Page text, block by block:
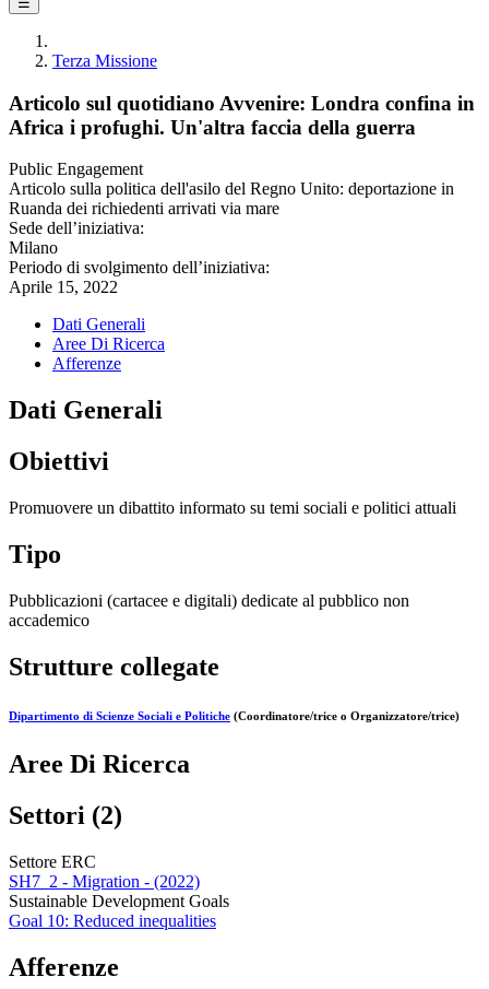
Terza Missione
Articolo sul quotidiano Avvenire: Londra confina in
Africa i profughi. Un'altra faccia della guerra
Public Engagement
Articolo sulla politica dell'asilo del Regno Unito: deportazione in
Ruanda dei richiedenti arrivati via mare
Sede dell’iniziativa:
Milano
Periodo di svolgimento dell’iniziativa:
Aprile 15, 2022
Dati Generali
Aree Di Ricerca
Afferenze
Dati Generali
Obiettivi
Promuovere un dibattito informato su temi sociali e politici attuali
Tipo
Pubblicazioni (cartacee e digitali) dedicate al pubblico non
accademico
Strutture collegate
Dipartimento di Scienze Sociali e Politiche (Coordinatore/trice o Organizzatore/trice)
Aree Di Ricerca
Settori (2)
Settore ERC
SH7_2 - Migration - (2022)
Sustainable Development Goals
Goal 10: Reduced inequalities
Afferenze